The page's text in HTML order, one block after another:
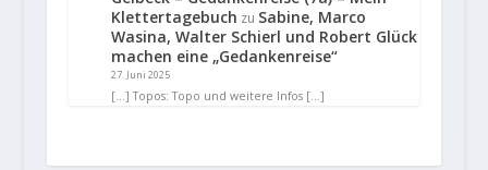
Klettertagebuch zu Sabine, Marco
Wasina, Walter Schierl und Robert Glück
machen eine „Gedankenreise“
27. Juni 2025
[…] Topos: Topo und weitere Infos […]